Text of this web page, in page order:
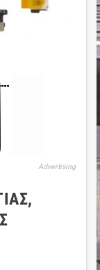
Advertising